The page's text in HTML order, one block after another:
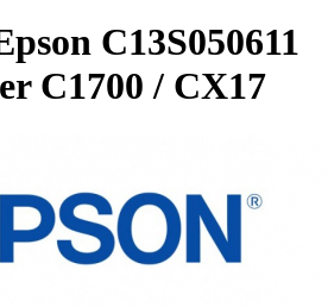
C13S050611
C1700 / CX17